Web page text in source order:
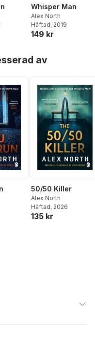
Whisper Man
Alex North
Häftad, 2019
149 kr
av
50/50 Killer
Alex North
Häftad, 2026
135 kr